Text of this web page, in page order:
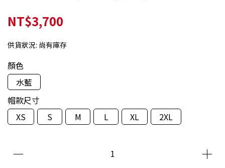
NT$3,700
供貨狀況: 尚有庫存
顏色
水藍
帽款尺寸
XS
S M L XL 2XL